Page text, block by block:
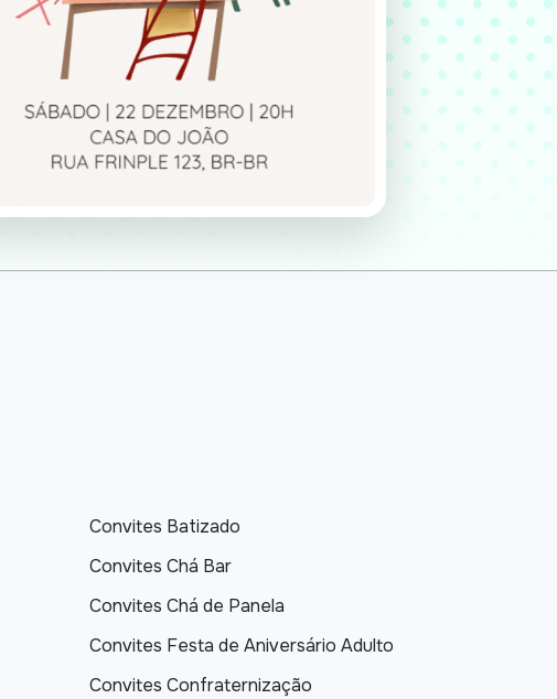
Convites Batizado
Convites Chá Bar
Convites Chá de Panela
Convites Festa de Aniversário Adulto
Convites Confraternização